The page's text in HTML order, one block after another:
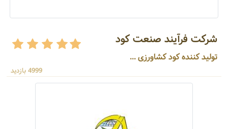
شرکت فرآیند صنعت کود
تولید کننده کود کشاورزی ...
4999 بازدید